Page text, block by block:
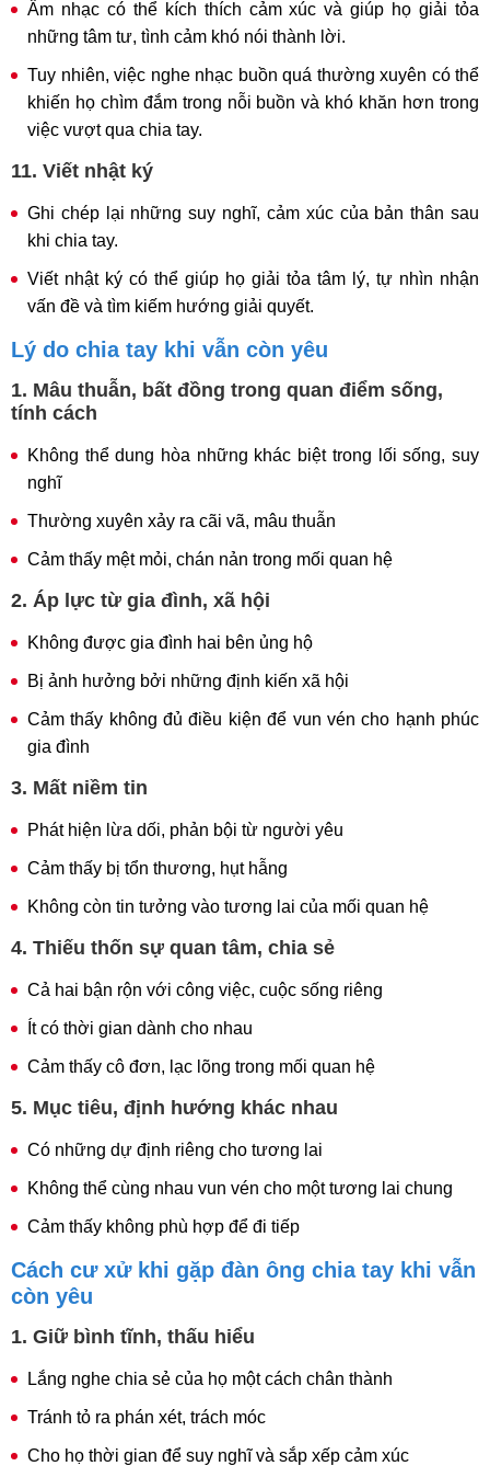
Âm nhạc có thể kích thích cảm xúc và giúp họ giải tỏa
những tâm tư, tình cảm khó nói thành lời.
Tuy nhiên, việc nghe nhạc buồn quá thường xuyên có thể
khiến họ chìm đắm trong nỗi buồn và khó khăn hơn trong
việc vượt qua chia tay.
11. Viết nhật ký
Ghi chép lại những suy nghĩ, cảm xúc của bản thân sau
khi chia tay.
Viết nhật ký có thể giúp họ giải tỏa tâm lý, tự nhìn nhận
vấn đề và tìm kiếm hướng giải quyết.
Lý do chia tay khi vẫn còn yêu
1. Mâu thuẫn, bất đồng trong quan điểm sống,
tính cách
Không thể dung hòa những khác biệt trong lối sống, suy
nghĩ
Thường xuyên xảy ra cãi vã, mâu thuẫn
Cảm thấy mệt mỏi, chán nản trong mối quan hệ
2. Áp lực từ gia đình, xã hội
Không được gia đình hai bên ủng hộ
Bị ảnh hưởng bởi những định kiến xã hội
Cảm thấy không đủ điều kiện để vun vén cho hạnh phúc
gia đình
3. Mất niềm tin
Phát hiện lừa dối, phản bội từ người yêu
Cảm thấy bị tổn thương, hụt hẫng
Không còn tin tưởng vào tương lai của mối quan hệ
4. Thiếu thốn sự quan tâm, chia sẻ
Cả hai bận rộn với công việc, cuộc sống riêng
Ít có thời gian dành cho nhau
Cảm thấy cô đơn, lạc lõng trong mối quan hệ
5. Mục tiêu, định hướng khác nhau
Có những dự định riêng cho tương lai
Không thể cùng nhau vun vén cho một tương lai chung
Cảm thấy không phù hợp để đi tiếp
Cách cư xử khi gặp đàn ông chia tay khi vẫn
còn yêu
1. Giữ bình tĩnh, thấu hiểu
Lắng nghe chia sẻ của họ một cách chân thành
Tránh tỏ ra phán xét, trách móc
Cho họ thời gian để suy nghĩ và sắp xếp cảm xúc